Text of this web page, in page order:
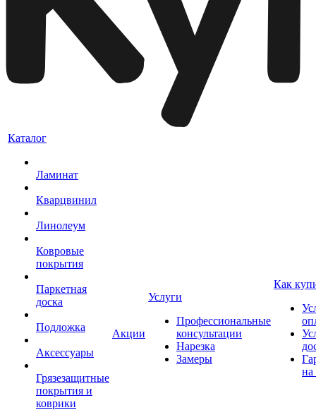
Каталог
Ламинат
Кварцвинил
Линолеум
Ковровые
покрытия
Паркетная
доска
Подложка
Аксессуары
Грязезащитные
покрытия и
коврики
Акции
Услуги
Профессиональные
консультации
Нарезка
Замеры
Как
на